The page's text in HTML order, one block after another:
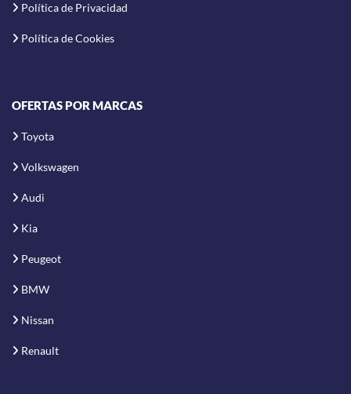
Política de Privacidad
Política de Cookies
OFERTAS POR MARCAS
Toyota
Volkswagen
Audi
Kia
Peugeot
BMW
Nissan
Renault